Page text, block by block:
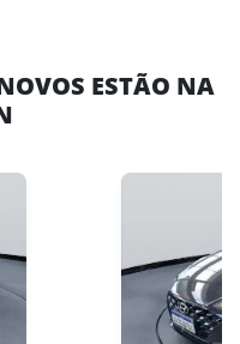
ESTÃO NA